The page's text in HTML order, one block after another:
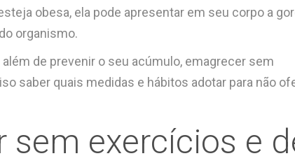
obesa, ela pode apresentar em seu corpo a
organismo.
de prevenir o seu acúmulo, emagrecer sem
saber quais medidas e hábitos adotar para não
sem exercícios e